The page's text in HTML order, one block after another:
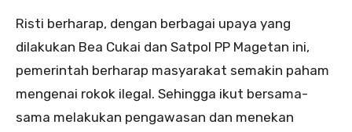
Risti berharap, dengan berbagai upaya yang
dilakukan Bea Cukai dan Satpol PP Magetan ini,
pemerintah berharap masyarakat semakin paham
mengenai rokok ilegal. Sehingga ikut bersama-
sama melakukan pengawasan dan menekan